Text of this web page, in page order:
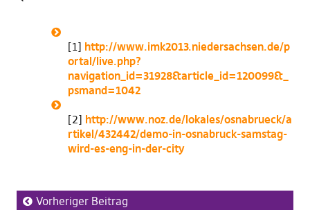
[1] http://www.imk2013.niedersachsen.de/p
ortal/live.php?
navigation_id=31928&article_id=120099&_
psmand=1042
[2] http://www.noz.de/lokales/osnabrueck/a
rtikel/432442/demo-in-osnabruck-samstag-
wird-es-eng-in-der-city
Vorheriger Beitrag